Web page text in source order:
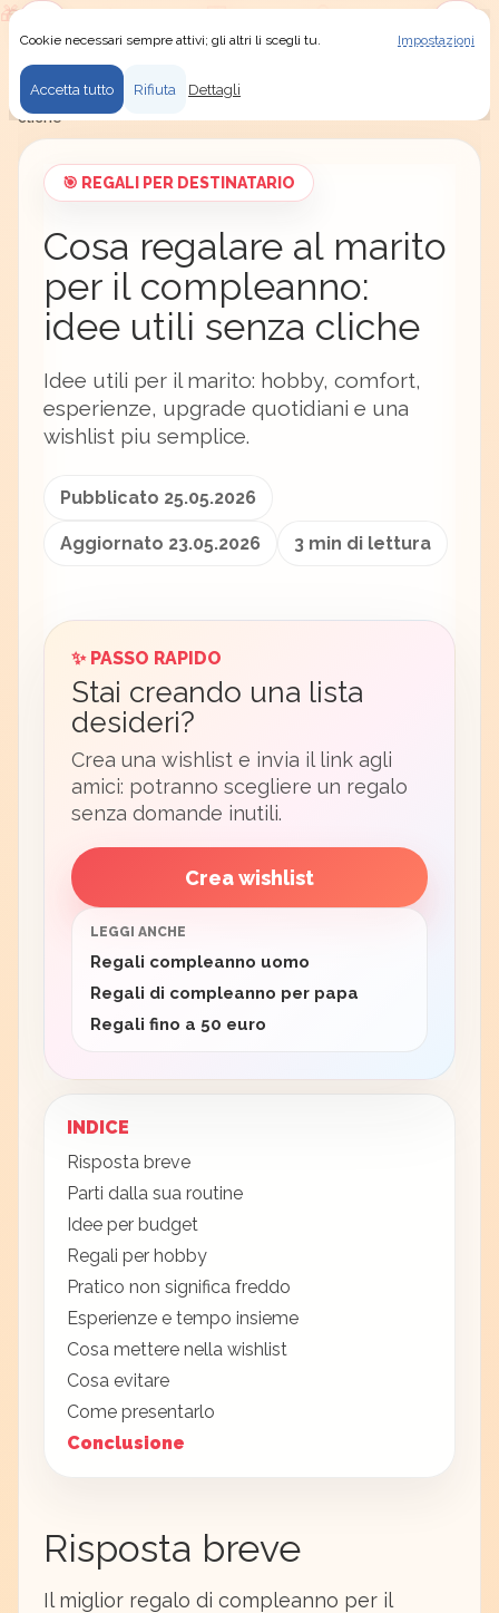
Menu Accedi
Secret Santa Idee regalo / Regali per destinatario
Cosa regalare al marito per il compleanno: idee utili senza
cliche
🎯 REGALI PER DESTINATARIO
Cosa regalare al marito
per il compleanno:
idee utili senza cliche
Idee utili per il marito: hobby, comfort,
esperienze, upgrade quotidiani e una
wishlist piu semplice.
Pubblicato 25.05.2026
Aggiornato 23.05.2026 3 min di lettura
✨ PASSO RAPIDO
Stai creando una lista
desideri?
Crea una wishlist e invia il link agli
amici: potranno scegliere un regalo
senza domande inutili.
Crea wishlist
LEGGI ANCHE
Regali compleanno uomo
Regali di compleanno per papa
Regali fino a 50 euro
INDICE
Risposta breve
Parti dalla sua routine
Idee per budget
Regali per hobby
Pratico non significa freddo
Esperienze e tempo insieme
Cosa mettere nella wishlist
Cosa evitare
Come presentarlo
Conclusione
Risposta breve
Il miglior regalo di compleanno per il
Usiamo i cookie
Impostazioni
Cookie necessari sempre attivi; gli altri li scegli tu.
Accetta tutto Rifiuta Dettagli